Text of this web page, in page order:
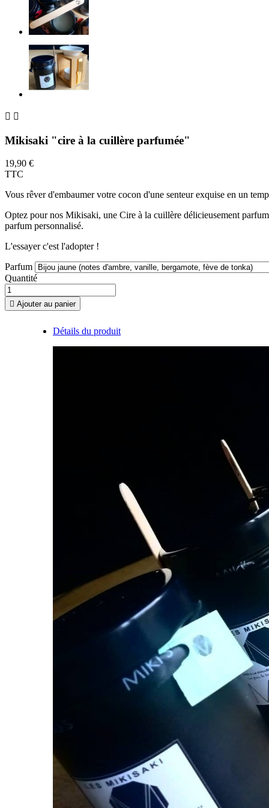
 
Mikisaki "cire à la cuillère parfumée"
19,90 €
TTC
Vous rêver d'embaumer votre cocon d'une senteur exquise en un
Optez pour nos Mikisaki, une Cire à la cuillère délicieusement
parfum personnalisé.
L'essayer c'est l'adopter !
Parfum
Quantité
 Ajouter au panier
Détails du produit